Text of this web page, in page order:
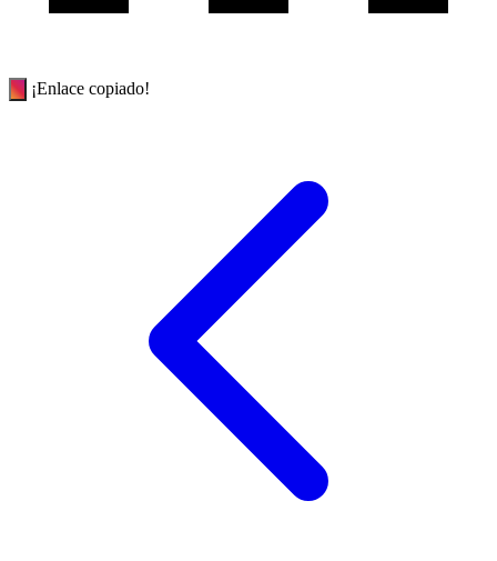
¡Enlace copiado!